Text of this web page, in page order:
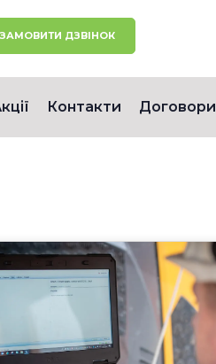
ЗАМОВИТИ ДЗВІНОК
Контакти Договори